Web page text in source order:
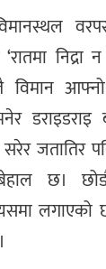
निद्रा
डराइडराइ
जतातिर
छ।
लगाएको